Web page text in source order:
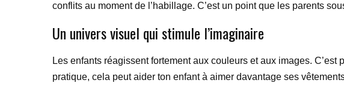
conflits au moment de l’habillage. C’est un point que les parents
Un univers visuel qui stimule l’imaginaire
Les enfants réagissent fortement aux couleurs et aux images.
pratique, cela peut aider ton enfant à aimer davantage ses